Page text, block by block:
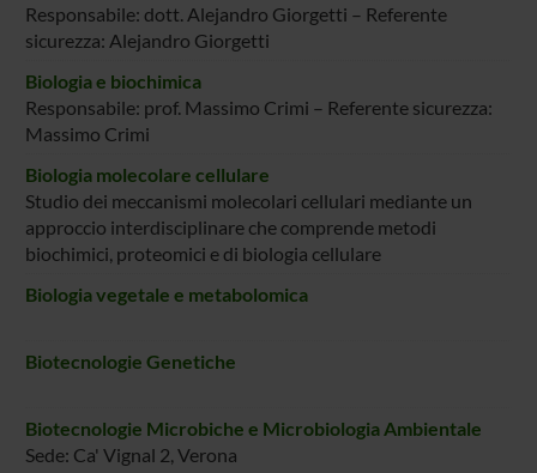
Responsabile: dott. Alejandro Giorgetti – Referente
sicurezza: Alejandro Giorgetti
Biologia e biochimica
Responsabile: prof. Massimo Crimi – Referente sicurezza:
Massimo Crimi
Biologia molecolare cellulare
Studio dei meccanismi molecolari cellulari mediante un
approccio interdisciplinare che comprende metodi
biochimici, proteomici e di biologia cellulare
Biologia vegetale e metabolomica
Biotecnologie Genetiche
Biotecnologie Microbiche e Microbiologia Ambientale
Sede: Ca' Vignal 2, Verona